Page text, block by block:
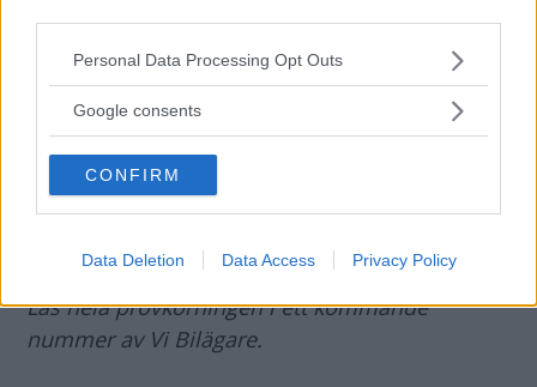
Please note that this website/app uses one or more Google
not limited to your visit or usage behaviour. You may click to
use your data for below specified purposes in below Google
consent section.
Personal Data Processing Opt Outs
Google consents
CONFIRM
Data Deletion Data Access Privacy Policy
När kommer Mokka X till Sverige?
– I mitten av november. Billigaste versionen
med bensinare på 115 hk och framhjulsdrift går
lös på 181 900 kronor. Dyraste bensinaren med
152 hk, fyrhjulsdrift och sexväxlad automatlåda,
pris 263 900 kronor. Dieselversionerna har alla
Läs hela provkörningen i ett kommande
nummer av Vi Bilägare.